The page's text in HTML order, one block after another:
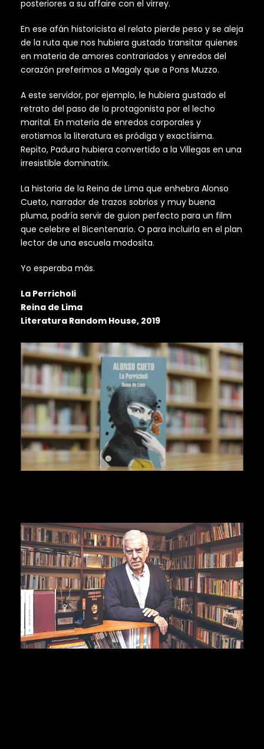
posteriores a su affaire con el virrey.
En ese afán historicista el relato pierde peso y se aleja
de la ruta que nos hubiera gustado transitar quienes
en materia de amores contrariados y enredos del
corazón preferimos a Magaly que a Pons Muzzo.
A este servidor, por ejemplo, le hubiera gustado el
retrato del paso de la protagonista por el lecho
marital. En materia de enredos corporales y
erotismos la literatura es pródiga y exactísima.
Repito, Padura hubiera convertido a la Villegas en una
irresistible dominatrix.
La historia de la Reina de Lima que enhebra Alonso
Cueto, narrador de trazos sobrios y muy buena
pluma, podría servir de guion perfecto para un film
que celebre el Bicentenario. O para incluirla en el plan
lector de una escuela modosita.
Yo esperaba más.
La Perricholi
Reina de Lima
Literatura Random House, 2019